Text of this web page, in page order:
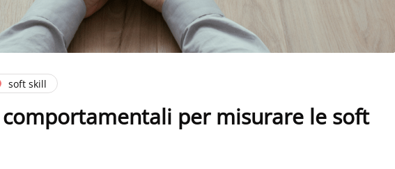
soft skill
per misurare le soft